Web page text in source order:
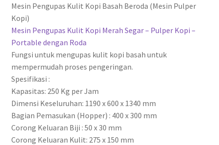
Mesin Pengupas Kulit Kopi Basah Beroda (Mesin Pulper
Kopi)
Mesin Pengupas Kulit Kopi Merah Segar – Pulper Kopi –
Portable dengan Roda
Fungsi untuk mengupas kulit kopi basah untuk
mempermudah proses pengeringan.
Spesifikasi :
Kapasitas: 250 Kg per Jam
Dimensi Keseluruhan: 1190 x 600 x 1340 mm
Bagian Pemasukan (Hopper) : 400 x 300 mm
Corong Keluaran Biji : 50 x 30 mm
Corong Keluaran Kulit: 275 x 150 mm